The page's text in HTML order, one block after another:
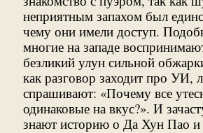
неприятным запахом был
чему они имели доступ.
многие на западе
безликий улун сильной
как разговор заходит про УИ,
спрашивают: «Почему все
одинаковые на вкус?». И
знают историю о Да Хун Пао и